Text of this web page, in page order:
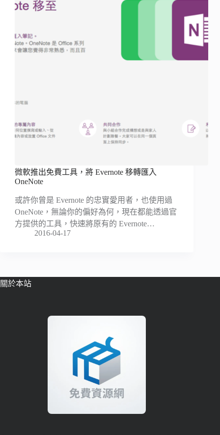
微軟推出免費工具，將 Evernote 移轉匯入
OneNote
或許你曾是 Evernote 的忠實愛用者，也使用過
OneNote，無論你的偏好為何，現在都能透過官
方提供的工具，快速將原有的 Evernote…
2016-04-17
關於本站